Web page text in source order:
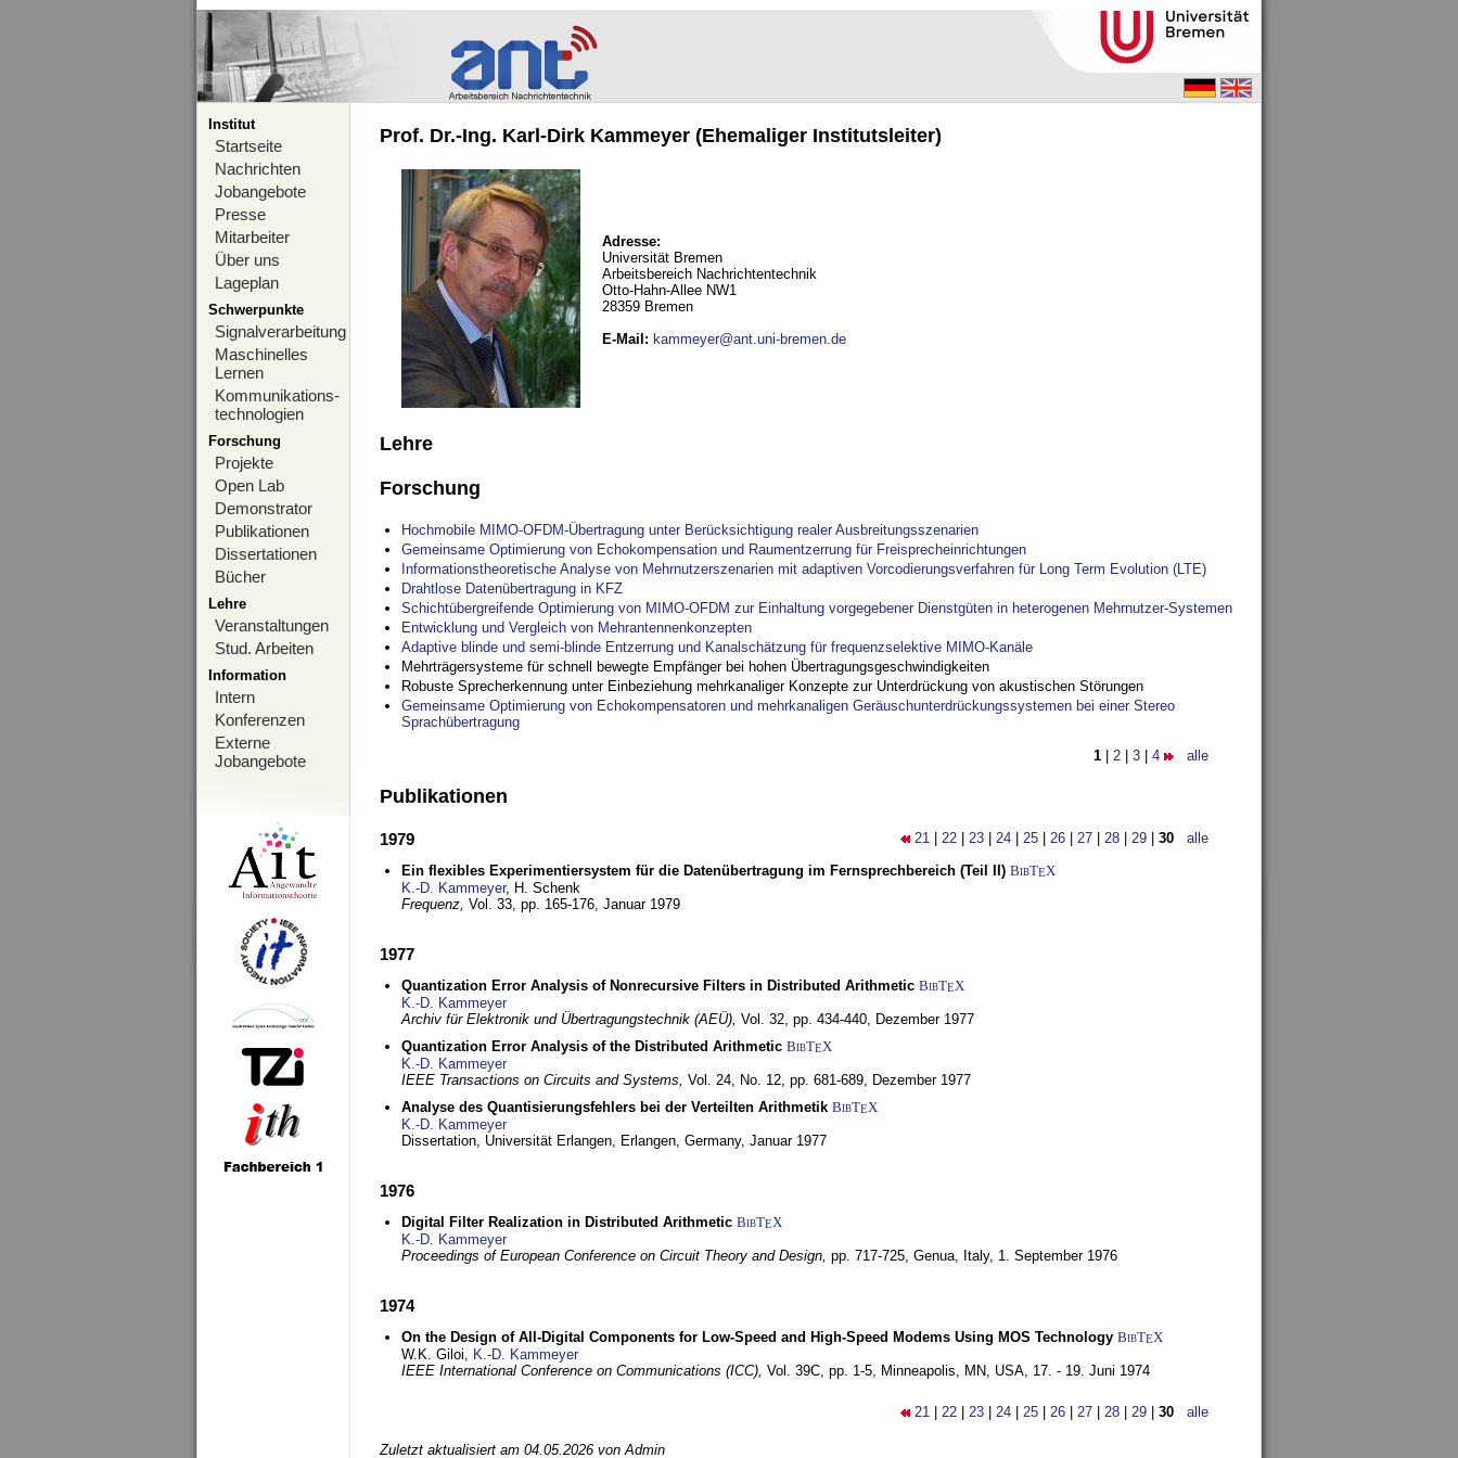
Institut
Startseite
Nachrichten
Jobangebote
Presse
Mitarbeiter
Über uns
Lageplan
Schwerpunkte
Signalverarbeitung
Maschinelles
Lernen
Kommunikations-
technologien
Forschung
Projekte
Open Lab
Demonstrator
Publikationen
Dissertationen
Bücher
Lehre
Veranstaltungen
Stud. Arbeiten
Information
Intern
Konferenzen
Externe
Jobangebote
Prof. Dr.-Ing. Karl-Dirk Kammeyer (Ehemaliger Institutsleiter)
Adresse:
Universität Bremen
Arbeitsbereich Nachrichtentechnik
Otto-Hahn-Allee NW1
28359 Bremen
E-Mail : kammeyer@ant.uni-bremen.de
Lehre
Forschung
Hochmobile MIMO-OFDM-Übertragung unter Berücksichtigung realer Ausbreitungsszenarien
Gemeinsame Optimierung von Echokompensation und Raumentzerrung für Freisprecheinrichtungen
Informationstheoretische Analyse von Mehrnutzerszenarien mit adaptiven Vorcodierungsverfahren für Long Term Evolution (LTE)
Drahtlose Datenübertragung in KFZ
Schichtübergreifende Optimierung von MIMO-OFDM zur Einhaltung vorgegebener Dienstgüten in heterogenen Mehrnutzer-Systemen
Entwicklung und Vergleich von Mehrantennenkonzepten
Adaptive blinde und semi-blinde Entzerrung und Kanalschätzung für frequenzselektive MIMO-Kanäle
Mehrträgersysteme für schnell bewegte Empfänger bei hohen Übertragungsgeschwindigkeiten
Robuste Sprecherkennung unter Einbeziehung mehrkanaliger Konzepte zur Unterdrückung von akustischen Störungen
Gemeinsame Optimierung von Echokompensatoren und mehrkanaligen Geräuschunterdrückungssystemen bei einer Stereo
Sprachübertragung
1 2 3 4 alle
Publikationen
21 22 23 24 25 26 27 28 29 30 alle
1979
Ein flexibles Experimentiersystem für die Datenübertragung im Fernsprechbereich (Teil II) BibTEX
K.-D. Kammeyer, H. Schenk
Frequenz, Vol. 33, pp. 165-176, Januar 1979
1977
Quantization Error Analysis of Nonrecursive Filters in Distributed Arithmetic BibTEX
K.-D. Kammeyer
Archiv für Elektronik und Übertragungstechnik (AEÜ), Vol. 32, pp. 434-440, Dezember 1977
Quantization Error Analysis of the Distributed Arithmetic BibTEX
K.-D. Kammeyer
IEEE Transactions on Circuits and Systems, Vol. 24, No. 12, pp. 681-689, Dezember 1977
Analyse des Quantisierungsfehlers bei der Verteilten Arithmetik BibTEX
K.-D. Kammeyer
Dissertation, Universität Erlangen, Erlangen, Germany, Januar 1977
1976
Digital Filter Realization in Distributed Arithmetic BibTEX
K.-D. Kammeyer
Proceedings of European Conference on Circuit Theory and Design, pp. 717-725, Genua, Italy, 1. September 1976
1974
On the Design of All-Digital Components for Low-Speed and High-Speed Modems Using MOS Technology BibTEX
W.K. Giloi, K.-D. Kammeyer
IEEE International Conference on Communications (ICC), Vol. 39C, pp. 1-5, Minneapolis, MN, USA, 17. - 19. Juni 1974
21 22 23 24 25 26 27 28 29 30 alle
Zuletzt aktualisiert am 04.05.2026 von Admin